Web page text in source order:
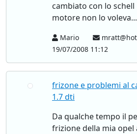
cambiato con lo schell
motore non lo voleva...
Mario
19/07/2008 11:12
frizone e problemi al
1.7 dti
Da qualche tempo il
frizione della mia